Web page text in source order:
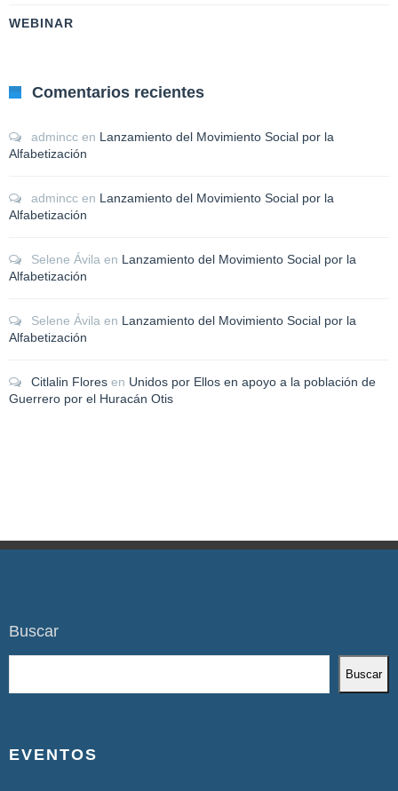
WEBINAR
Comentarios recientes
admincc en Lanzamiento del Movimiento Social por la
Alfabetización
admincc en Lanzamiento del Movimiento Social por la
Alfabetización
Selene Ávila en Lanzamiento del Movimiento Social por la
Alfabetización
Selene Ávila en Lanzamiento del Movimiento Social por la
Alfabetización
Citlalin Flores en Unidos por Ellos en apoyo a la población de
Guerrero por el Huracán Otis
Buscar
Buscar
EVENTOS